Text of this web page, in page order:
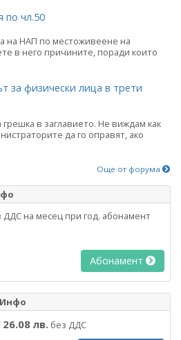
по чл.50
на НАП по местоживеене на
в него причините, поради които
за физически лица в трети
в заглавието. Не виждам как
да го оправят, ако
Още от форума
ДДС на месец при год. абонамент
Абонамент
26.08 лв. без ДДС